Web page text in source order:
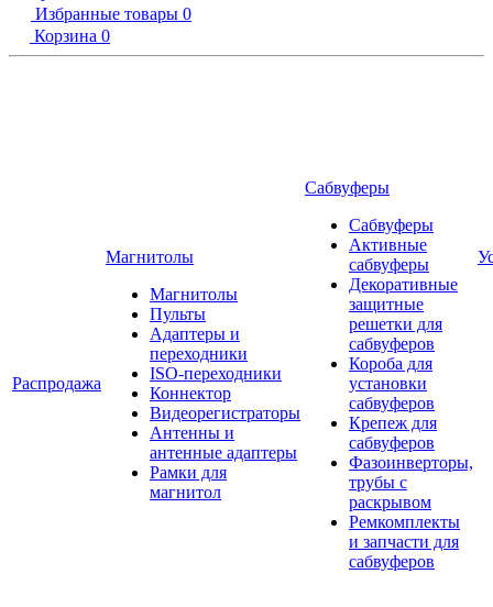
Избранные товары 0
Корзина 0
Распродажа
Магнитолы
Магнитолы
Пульты
Адаптеры и
переходники
ISO-переходники
Коннектор
Видеорегистраторы
Антенны и
антенные адаптеры
Рамки для
магнитол
Сабвуферы
Сабвуферы
Активные
сабвуферы
Декоративные
защитные
решетки для
сабвуферов
Короба для
установки
сабвуферов
Крепеж для
сабвуферов
Фазоинверторы,
трубы с
раскрывом
Ремкомплекты
и запчасти для
сабвуферов